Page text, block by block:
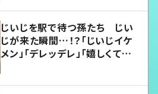
じいじを駅で待つ孫たち じい
じが来た瞬間…！？「じいじイケ
メン」「デレッデレ」「嬉しくて可